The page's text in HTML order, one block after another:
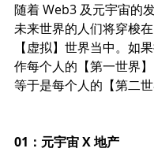
随着 Web3 及元宇宙的
未来世界的人们将穿梭
【虚拟】世界当中。如
作每个人的【第一世界
等于是每个人的【第二世
01：元宇宙 X 地产